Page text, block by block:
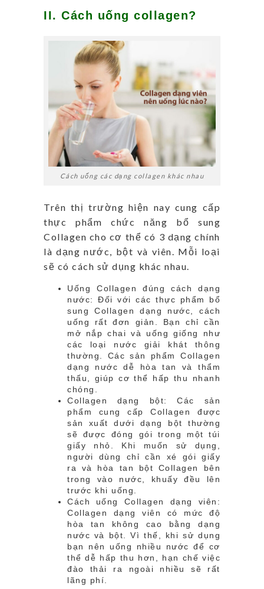
II. Cách uống collagen?
Cách uống các dạng collagen khác nhau
Trên thị trường hiện nay cung cấp
thực phẩm chức năng bổ sung
Collagen cho cơ thể có 3 dạng chính
là dạng nước, bột và viên. Mỗi loại
sẽ có cách sử dụng khác nhau.
Uống Collagen đúng cách dạng
nước: Đối với các thực phẩm bổ
sung Collagen dạng nước, cách
uống rất đơn giản. Bạn chỉ cần
mở nắp chai và uống giống như
các loại nước giải khát thông
thường. Các sản phẩm Collagen
dạng nước dễ hòa tan và thẩm
thấu, giúp cơ thể hấp thu nhanh
chóng.
Collagen dạng bột: Các sản
phẩm cung cấp Collagen được
sản xuất dưới dạng bột thường
sẽ được đóng gói trong một túi
giấy nhỏ. Khi muốn sử dụng,
người dùng chỉ cần xé gói giấy
ra và hòa tan bột Collagen bên
trong vào nước, khuấy đều lên
trước khi uống.
Cách uống Collagen dạng viên:
Collagen dạng viên có mức độ
hòa tan không cao bằng dạng
nước và bột. Vì thế, khi sử dụng
bạn nên uống nhiều nước để cơ
thể dễ hấp thu hơn, hạn chế việc
đào thải ra ngoài nhiều sẽ rất
lãng phí.